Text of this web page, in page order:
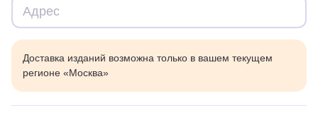
Доставка изданий возможна только в вашем текущем
регионе «Москва»